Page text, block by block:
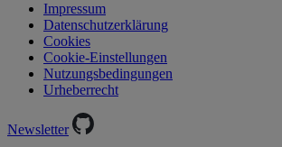
Impressum
Datenschutzerklärung
Cookies
Cookie-Einstellungen
Nutzungsbedingungen
Urheberrecht
Newsletter